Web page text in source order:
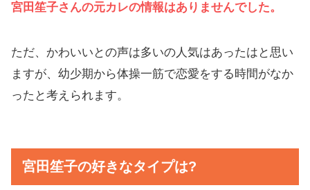
宮田笙子さんの元カレの情報はありませんでした。
ただ、かわいいとの声は多いの人気はあったはと思い
ますが、幼少期から体操一筋で恋愛をする時間がなか
ったと考えられます。
宮田笙子の好きなタイプは?